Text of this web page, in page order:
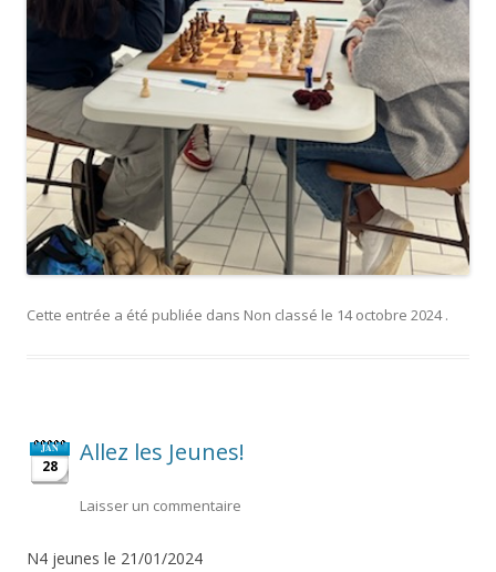
Cette entrée a été publiée dans Non classé le 14 octobre 2024 .
JAN
28 Allez les Jeunes!
Laisser un commentaire
N4 jeunes le 21/01/2024